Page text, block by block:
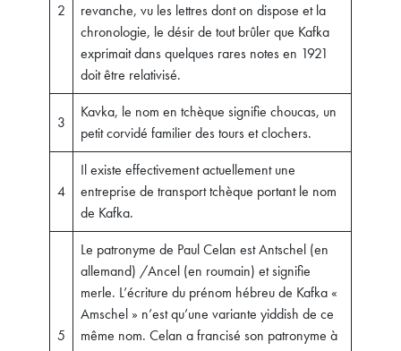
2
revanche, vu les lettres dont on dispose et la
chronologie, le désir de tout brûler que Kafka
exprimait dans quelques rares notes en 1921
doit être relativisé.
3
Kavka, le nom en tchèque signifie choucas, un
petit corvidé familier des tours et clochers.
4
Il existe effectivement actuellement une
entreprise de transport tchèque portant le nom
de Kafka.
5
Le patronyme de Paul Celan est Antschel (en
allemand) /Ancel (en roumain) et signifie
merle. L’écriture du prénom hébreu de Kafka «
Amschel » n’est qu’une variante yiddish de ce
même nom. Celan a francisé son patronyme à